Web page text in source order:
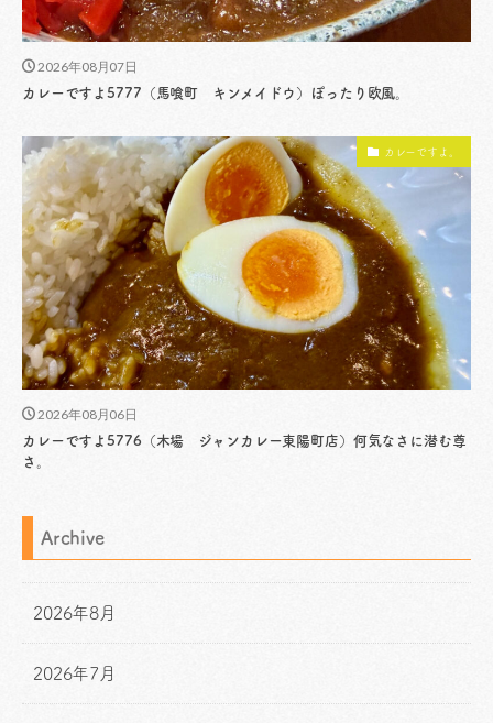
2026年08月07日
カレーですよ5777（馬喰町 キンメイドウ）ぽったり欧風。
カレーですよ。
2026年08月06日
カレーですよ5776（木場 ジャンカレー東陽町店）何気なさに潜む尊
さ。
Archive
2026年8月
2026年7月